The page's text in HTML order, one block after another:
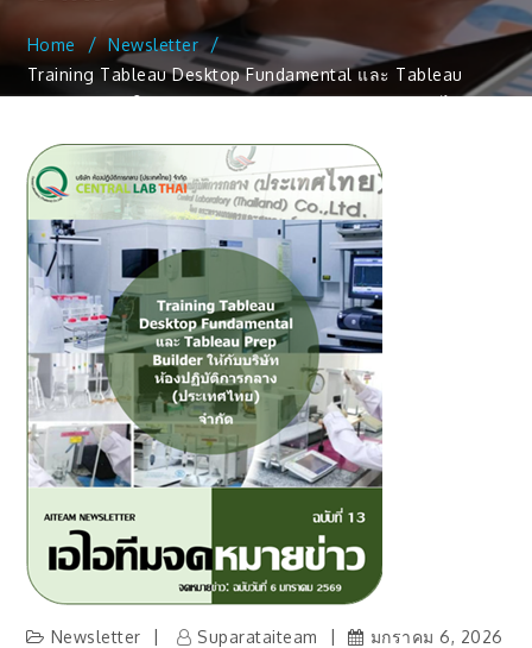
Home
Newsletter
Training Tableau Desktop Fundamental และ Tableau
Prep Builder ให้กับบริษัท ห้องปฏิบัติการกลาง (ประเทศไทย)
Newsletter Suparataiteam มกราคม 6, 2026